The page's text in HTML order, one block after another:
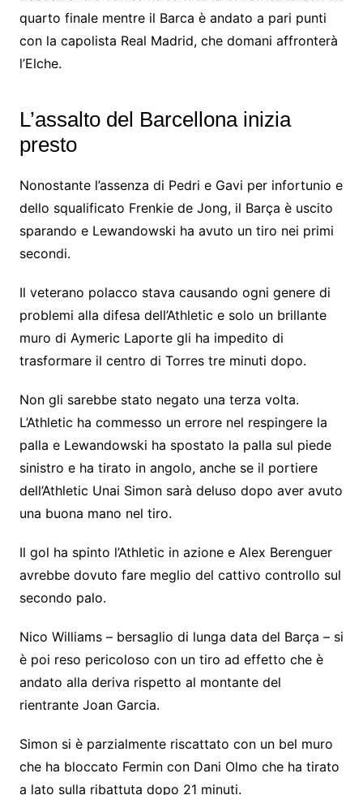
quarto finale mentre il Barca è andato a pari punti
con la capolista Real Madrid, che domani affronterà
l’Elche.
L’assalto del Barcellona inizia
presto
Nonostante l’assenza di Pedri e Gavi per infortunio e
dello squalificato Frenkie de Jong, il Barça è uscito
sparando e Lewandowski ha avuto un tiro nei primi
secondi.
Il veterano polacco stava causando ogni genere di
problemi alla difesa dell’Athletic e solo un brillante
muro di Aymeric Laporte gli ha impedito di
trasformare il centro di Torres tre minuti dopo.
Non gli sarebbe stato negato una terza volta.
L’Athletic ha commesso un errore nel respingere la
palla e Lewandowski ha spostato la palla sul piede
sinistro e ha tirato in angolo, anche se il portiere
dell’Athletic Unai Simon sarà deluso dopo aver avuto
una buona mano nel tiro.
Il gol ha spinto l’Athletic in azione e Alex Berenguer
avrebbe dovuto fare meglio del cattivo controllo sul
secondo palo.
Nico Williams – bersaglio di lunga data del Barça – si
è poi reso pericoloso con un tiro ad effetto che è
andato alla deriva rispetto al montante del
rientrante Joan Garcia.
Simon si è parzialmente riscattato con un bel muro
che ha bloccato Fermin con Dani Olmo che ha tirato
a lato sulla ribattuta dopo 21 minuti.